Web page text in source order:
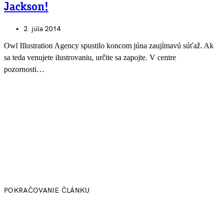
Jackson!
2. júla 2014
Owl Illustration Agency spustilo koncom júna zaujímavú súťaž. Ak
sa teda venujete ilustrovaniu, určite sa zapojte. V centre
pozornosti…
POKRAČOVANIE ČLÁNKU